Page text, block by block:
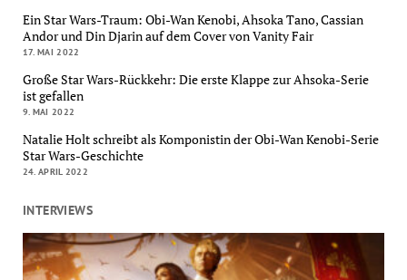
Ein Star Wars-Traum: Obi-Wan Kenobi, Ahsoka Tano, Cassian
Andor und Din Djarin auf dem Cover von Vanity Fair
17. MAI 2022
Große Star Wars-Rückkehr: Die erste Klappe zur Ahsoka-Serie
ist gefallen
9. MAI 2022
Natalie Holt schreibt als Komponistin der Obi-Wan Kenobi-Serie
Star Wars-Geschichte
24. APRIL 2022
INTERVIEWS